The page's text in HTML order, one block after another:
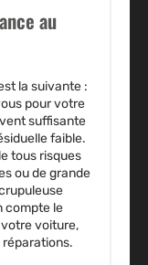
au
la suivante :
pour votre
suffisante
faible.
tous risques
ou de grande
compte le
voiture,